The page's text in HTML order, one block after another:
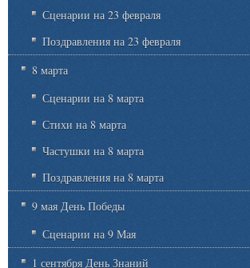
Сценарии на 23 февраля
Поздравления на 23 февраля
8 марта
Сценарии на 8 марта
Стихи на 8 марта
Частушки на 8 марта
Поздравления на 8 марта
9 мая День Победы
Сценарии на 9 Мая
1 сентября День Знаний